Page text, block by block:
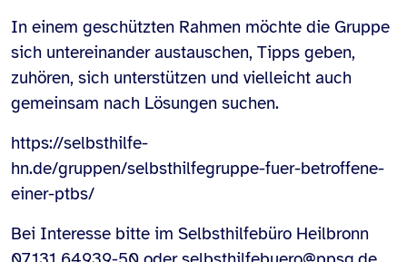
In einem geschützten Rahmen möchte die Gruppe
sich untereinander austauschen, Tipps geben,
zuhören, sich unterstützen und vielleicht auch
gemeinsam nach Lösungen suchen.
https://selbsthilfe-
hn.de/gruppen/selbsthilfegruppe-fuer-betroffene-
einer-ptbs/
Bei Interesse bitte im Selbsthilfebüro Heilbronn